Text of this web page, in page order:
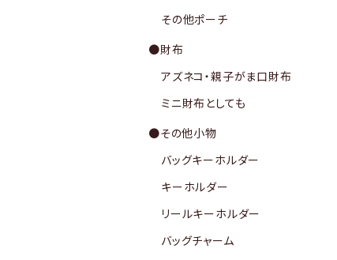
その他ポーチ
●財布
アズネコ・親子がま口財布
ミニ財布としても
●その他小物
バッグキーホルダー
キーホルダー
リールキーホルダー
バッグチャーム